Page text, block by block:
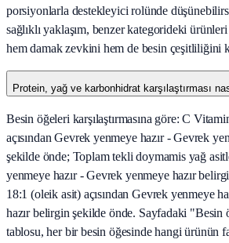
porsiyonlarla destekleyici rolünde
sağlıklı yaklaşım, benzer kategorideki
hem damak zevkini hem de besin çeşitliliğini
Protein, yağ ve karbonhidrat karşılaştırması
Besin öğeleri karşılaştırmasına göre: C
açısından Gevrek yenmeye hazır - Gevrek
şekilde önde; Toplam tekli doymamis yağ
yenmeye hazır - Gevrek yenmeye hazır
18:1 (oleik asit) açısından Gevrek yenmeye
hazır belirgin şekilde önde. Sayfadaki "Besin
tablosu, her bir besin öğesinde hangi ürünün